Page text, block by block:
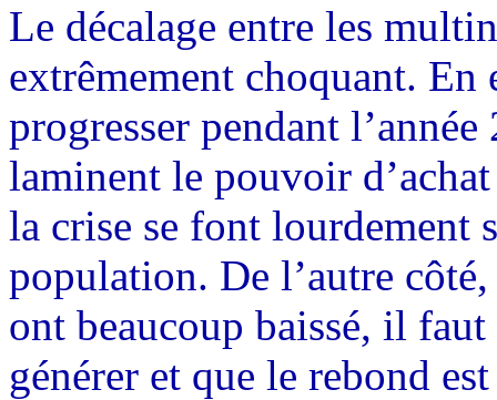
Le décalage entre les
extrêmement choquant.
progresser pendant
laminent le pouvoir
la crise se font lourdement
population. De l’autre
ont beaucoup baissé, il
générer et que le rebond